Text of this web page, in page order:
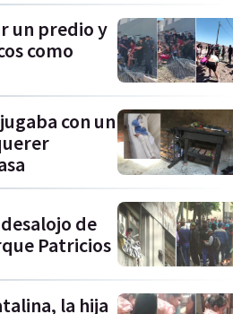
un predio y
como
con un
de
Patricios
la hija